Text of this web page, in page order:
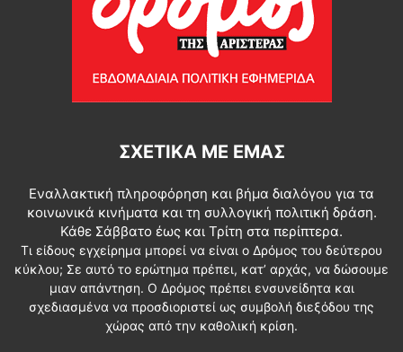
ΣΧΕΤΙΚΆ ΜΕ ΕΜΆΣ
Εναλλακτική πληροφόρηση και βήμα διαλόγου για τα
κοινωνικά κινήματα και τη συλλογική πολιτική δράση.
Κάθε Σάββατο έως και Τρίτη στα περίπτερα.
Τι είδους εγχείρημα μπορεί να είναι ο Δρόμος του δεύτερου
κύκλου; Σε αυτό το ερώτημα πρέπει, κατ’ αρχάς, να δώσουμε
μιαν απάντηση. Ο Δρόμος πρέπει ενσυνείδητα και
σχεδιασμένα να προσδιοριστεί ως συμβολή διεξόδου της
χώρας από την καθολική κρίση.